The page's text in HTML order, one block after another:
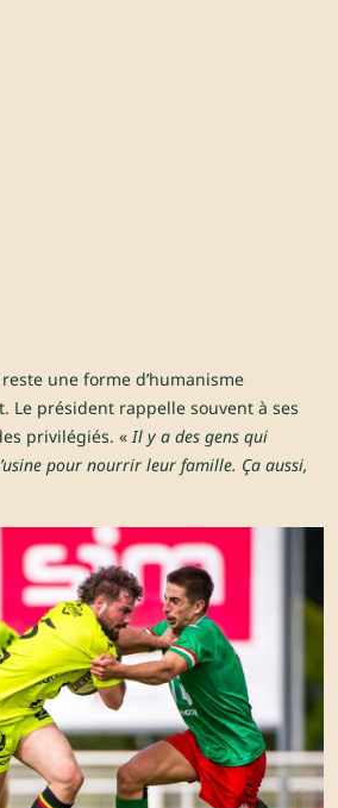
une forme d’humanisme
Le président rappelle souvent à ses
privilégiés. «Il y a des gens qui
pour nourrir leur famille. Ça aussi,